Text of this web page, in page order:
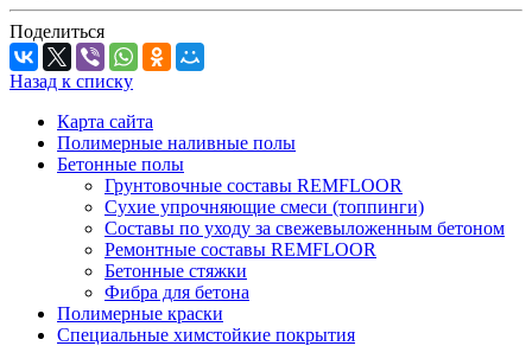
Поделиться
Назад к списку
Карта сайта
Полимерные наливные полы
Бетонные полы
Грунтовочные составы REMFLOOR
Сухие упрочняющие смеси (топпинги)
Составы по уходу за свежевыложенным бетоном
Ремонтные составы REMFLOOR
Бетонные стяжки
Фибра для бетона
Полимерные краски
Специальные химстойкие покрытия